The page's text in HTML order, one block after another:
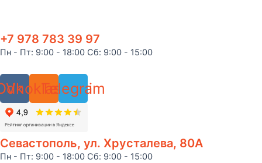
+7 978 783 39 97
Пн - Пт: 9:00 - 18:00 Сб: 9:00 - 15:00
Vk Telegram
Севастополь, ул. Хрусталева, 80А
Пн - Пт: 9:00 - 18:00 Сб: 9:00 - 15:00